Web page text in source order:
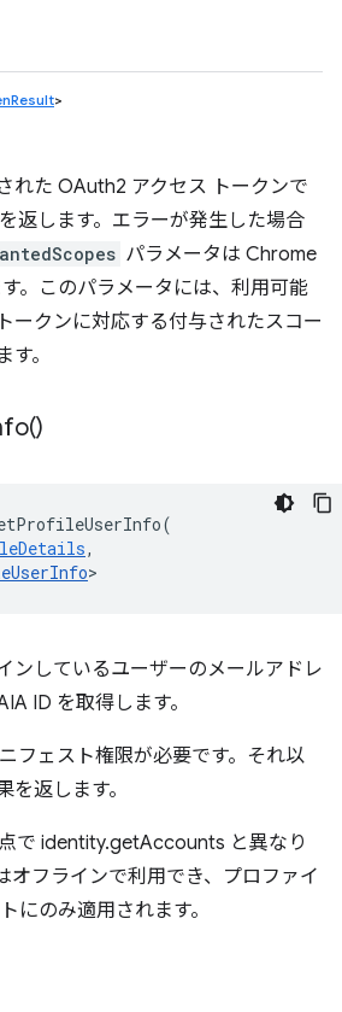
>
れた OAuth2 アクセス トークンで
返します。エラーが発生した場合
パラメータは Chrome
。このパラメータには、利用可能
ークンに対応する付与されたスコー
。
)
(
,
>
ンしているユーザーのメールアドレ
ID を取得します。
フェスト権限が必要です。それ以
返します。
で identity.getAccounts と異なり
オフラインで利用でき、プロファイ
にのみ適用されます。